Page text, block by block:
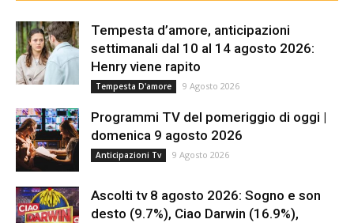
Tempesta d’amore, anticipazioni
settimanali dal 10 al 14 agosto 2026:
Henry viene rapito
Tempesta D'amore 9 Agosto 2026
Programmi TV del pomeriggio di oggi |
domenica 9 agosto 2026
Anticipazioni Tv 9 Agosto 2026
Ascolti tv 8 agosto 2026: Sogno e son
desto (9.7%), Ciao Darwin (16.9%),